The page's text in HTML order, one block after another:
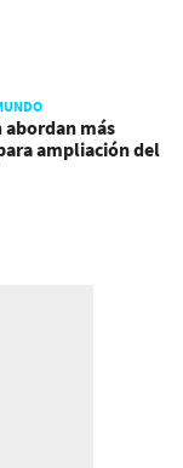
abordan más
ampliación del